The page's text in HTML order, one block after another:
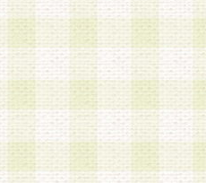
、本サイト内にて本サービ
基づき当社から付与された
のとします。
与したログインIDおよびパ
て会員本人がその責任を負
与されたログインIDおよび
その他形態を問わず第三者